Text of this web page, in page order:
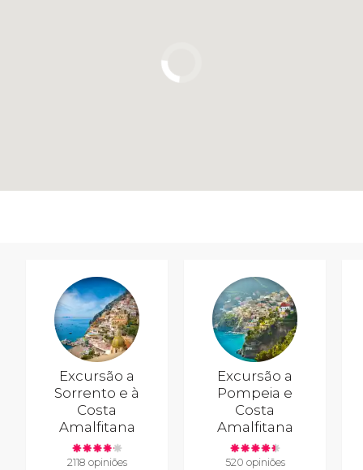
Excursão a
Sorrento e à
Costa
Amalfitana
2118 opiniões
Excursão a
Pompeia e
Costa
Amalfitana
520 opiniões